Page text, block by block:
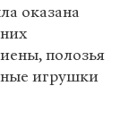
оказана
полозья
игрушки